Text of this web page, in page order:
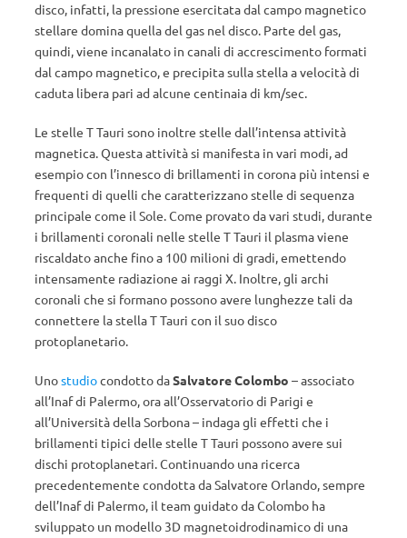
disco, infatti, la pressione esercitata dal campo magnetico
stellare domina quella del gas nel disco. Parte del gas,
quindi, viene incanalato in canali di accrescimento formati
dal campo magnetico, e precipita sulla stella a velocità di
caduta libera pari ad alcune centinaia di km/sec.
Le stelle T Tauri sono inoltre stelle dall’intensa attività
magnetica. Questa attività si manifesta in vari modi, ad
esempio con l’innesco di brillamenti in corona più intensi e
frequenti di quelli che caratterizzano stelle di sequenza
principale come il Sole. Come provato da vari studi, durante
i brillamenti coronali nelle stelle T Tauri il plasma viene
riscaldato anche fino a 100 milioni di gradi, emettendo
intensamente radiazione ai raggi X. Inoltre, gli archi
coronali che si formano possono avere lunghezze tali da
connettere la stella T Tauri con il suo disco
protoplanetario.
Unostudiocondotto daSalvatore Colombo – associato
all’Inaf di Palermo, ora all’Osservatorio di Parigi e
all’Università della Sorbona – indaga gli effetti che i
brillamenti tipici delle stelle T Tauri possono avere sui
dischi protoplanetari. Continuando una ricerca
precedentemente condotta da Salvatore Orlando, sempre
dell’Inaf di Palermo, il team guidato da Colombo ha
sviluppato un modello 3D magnetoidrodinamico di una